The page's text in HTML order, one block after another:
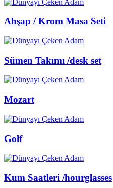
Ahşap / Krom Masa Seti
Sümen Takımı /desk set
Mozart
Golf
Kum Saatleri /hourglasses